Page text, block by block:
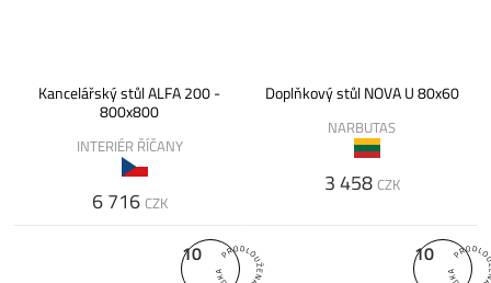
Kancelářský stůl ALFA 200 -
800x800
INTERIÉR ŘÍČANY
6 716 CZK
Doplňkový stůl NOVA U 80x60
NARBUTAS
3 458 CZK
10 10